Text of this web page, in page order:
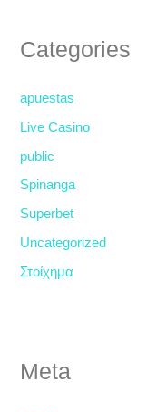
Categories
apuestas
Live Casino
public
Spinanga
Superbet
Uncategorized
Στοίχημα
Meta